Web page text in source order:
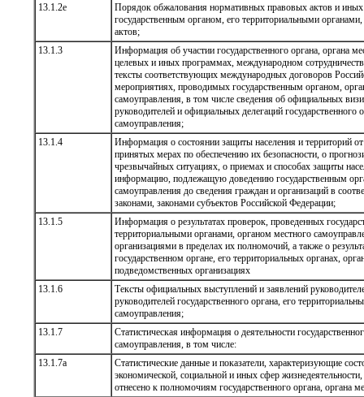
13.1.2е
Порядок обжалования нормативных правовых актов и
государственным органом, его территориальными
актов;
13.1.3
Информация об участии государственного органа, органа
целевых и иных программах, международном
тексты соответствующих международных договоров
мероприятиях, проводимых государственным органом,
самоуправления, в том числе сведения об официальных
руководителей и официальных делегаций государственного
самоуправления;
13.1.4
Информация о состоянии защиты населения и территорий
принятых мерах по обеспечению их безопасности, о
чрезвычайных ситуациях, о приемах и способах защиты
информацию, подлежащую доведению государственным
самоуправления до сведения граждан и организаций в
законами, законами субъектов Российской Федерации;
13.1.5
Информация о результатах проверок, проведенных
территориальными органами, органом местного
организациями в пределах их полномочий, а также о
государственном органе, его территориальных органах,
подведомственных организациях
13.1.6
Тексты официальных выступлений и заявлений
руководителей государственного органа, его
самоуправления;
13.1.7
Статистическая информация о деятельности
самоуправления, в том числе:
13.1.7а
Статистические данные и показатели, характеризующие
экономической, социальной и иных сфер
отнесено к полномочиям государственного органа, органа